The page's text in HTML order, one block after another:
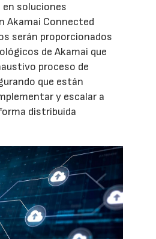
soluciones
Akamai Connected
serán proporcionados
de Akamai que
proceso de
que están
y escalar a
distribuida